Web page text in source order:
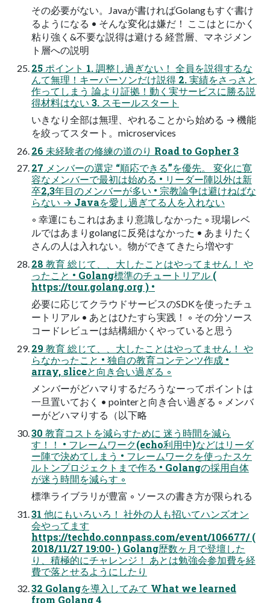
その必要がない。Javaが書ければGolangもすぐ書け
るようになる • そんな変化は嫌だ！ ここはとにかく
粘り強く&不要な説得は避ける 経営層、マネジメン
ト層への説明
25 ポイント 1. 調整し過ぎない！ 全員を説得するな
んて無理！キーパーソンだけ説得 2. 実績をさっさと
作ってしまう 論より証拠！動く実サービスに勝る説
得材料はない 3. スモールスタート
いきなり全部は無理、やれることから始める → 機能
を絞ってスタート。microservices
26 未経験者の修練の道のり Road to Gopher 3
27 メンバーの選定 “順応できる”を優先。 変化に寛
容なメンバーで最初は始める • リーダー陣以外は新
卒2,3年目のメンバーが多い • 宗教論争は避けねばな
らない → Javaを愛し過ぎてる人を入れない
◦ 幸運にもこれはあまり意識しなかった ◦ 現場レベ
ルではあまりgolangに反発はなかった • あまりたく
さんの人は入れない。物ができてきたら増やす
28 教育 総じて、、大したことはやってません！ や
ったこと • Golang標準のチュートリアル (
https://tour.golang.org ) •
必要に応じてクラウドサービスのSDKを使ったチュ
ートリアル • あとはひたすら実践！ ◦ その分ソース
コードレビューは結構細かくやっていると思う
29 教育 総じて、、大したことはやってません！ や
らなかったこと • 独自の教育コンテンツ作成 •
array, sliceと向き合い過ぎる ◦
メンバーがどハマりするだろうなーってポイントは
一旦置いておく • pointerと向き合い過ぎる ◦ メンバ
ーがどハマりする（以下略
30 教育コストを減らすために 迷う時間を減ら
す！！ • フレームワーク(echo利用中)などはリーダ
ー陣で決めてしまう • フレームワークを使ったスケ
ルトンプロジェクトまで作る • Golangの採用自体
が迷う時間を減らす ◦
標準ライブラリが豊富 ◦ ソースの書き方が限られる
31 他にもいろいろ！ 社外の人も招いてハンズオン
会やってます
https://techdo.connpass.com/event/106677/ (
2018/11/27 19:00- ) Golang歴数ヶ月で登壇した
り、積極的にチャレンジ！ あとは勉強会参加費を経
費で落とせるようにしたり
32 Golangを導入してみて What we learned
from Golang 4